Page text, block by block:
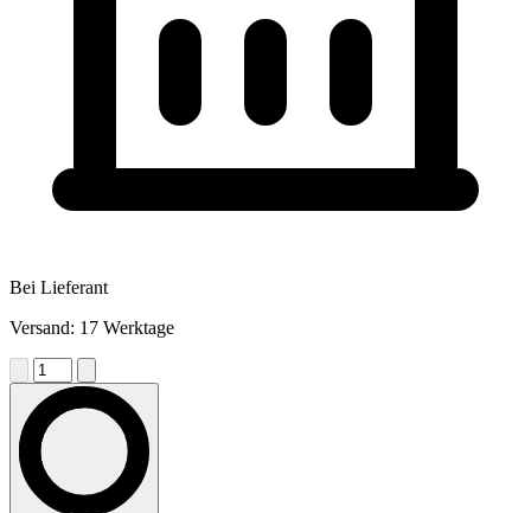
Bei Lieferant
Versand: 17 Werktage